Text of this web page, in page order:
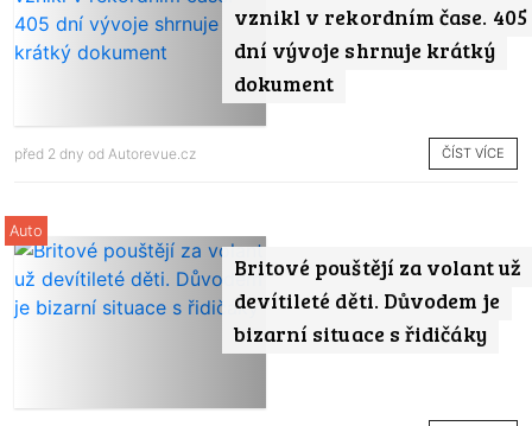
vznikl v rekordním čase. 405
dní vývoje shrnuje krátký
dokument
před 2 dny od Autorevue.cz ČÍST VÍCE
Britové pouštějí za volant už
devítileté děti. Důvodem je
bizarní situace s řidičáky
Auto